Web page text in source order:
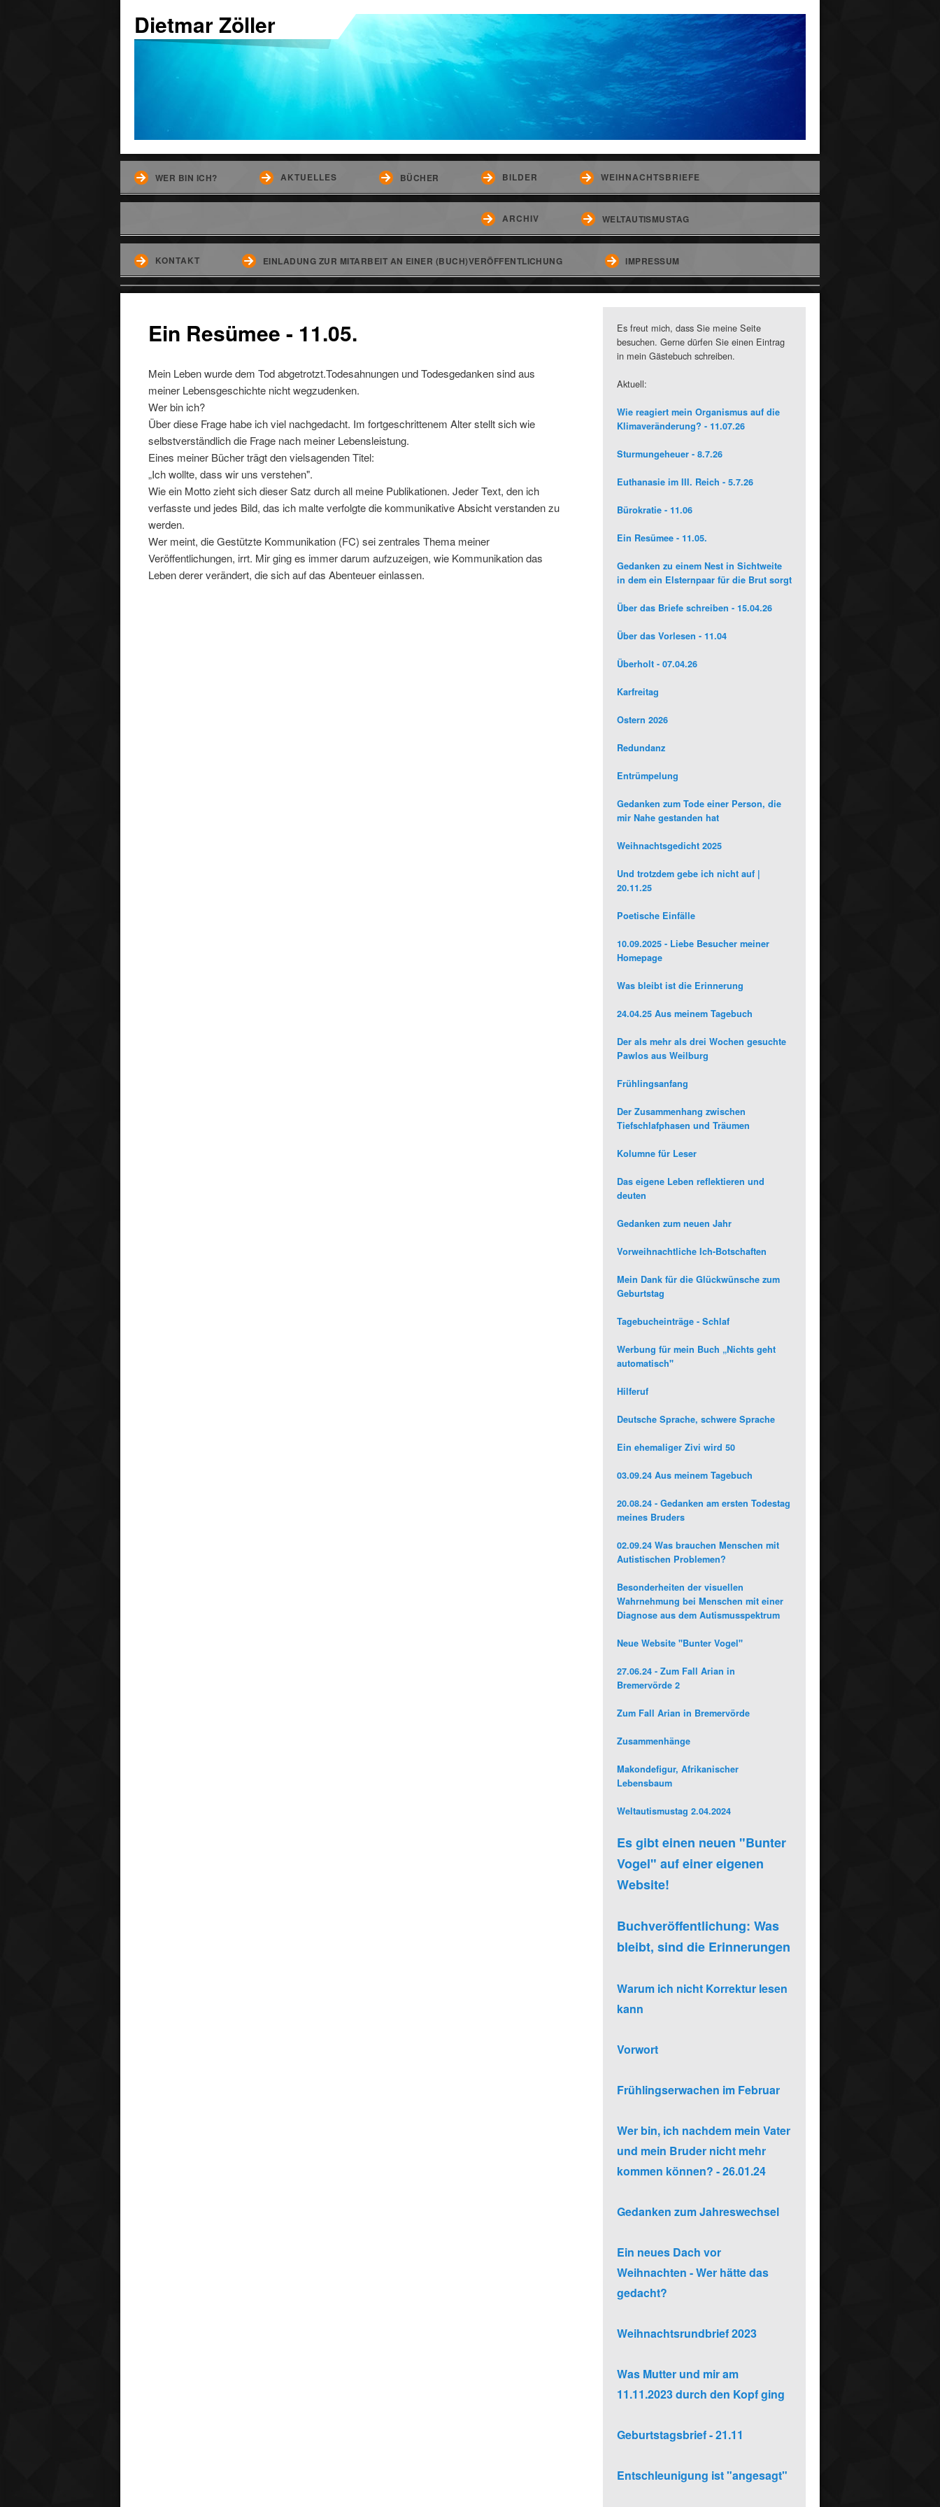
Dietmar Zöller
WER BIN ICH? AKTUELLES BÜCHER BILDER WEIHNACHTSBRIEFE
ARCHIV WELTAUTISMUSTAG
KONTAKT EINLADUNG ZUR MITARBEIT AN EINER (BUCH)VERÖFFENTLICHUNG IMPRESSUM
Ein Resümee - 11.05.
Mein Leben wurde dem Tod abgetrotzt.Todesahnungen und Todesgedanken sind aus
meiner Lebensgeschichte nicht wegzudenken.
Wer bin ich?
Über diese Frage habe ich viel nachgedacht. Im fortgeschrittenem Alter stellt sich wie
selbstverständlich die Frage nach meiner Lebensleistung.
Eines meiner Bücher trägt den vielsagenden Titel:
„Ich wollte, dass wir uns verstehen".
Wie ein Motto zieht sich dieser Satz durch all meine Publikationen. Jeder Text, den ich
verfasste und jedes Bild, das ich malte verfolgte die kommunikative Absicht verstanden zu
werden.
Wer meint, die Gestützte Kommunikation (FC) sei zentrales Thema meiner
Veröffentlichungen, irrt. Mir ging es immer darum aufzuzeigen, wie Kommunikation das
Leben derer verändert, die sich auf das Abenteuer einlassen.
Es freut mich, dass Sie meine Seite
besuchen. Gerne dürfen Sie einen Eintrag
in mein Gästebuch schreiben.
Aktuell:
Wie reagiert mein Organismus auf die
Klimaveränderung? - 11.07.26
Sturmungeheuer - 8.7.26
Euthanasie im III. Reich - 5.7.26
Bürokratie - 11.06
Ein Resümee - 11.05.
Gedanken zu einem Nest in Sichtweite
in dem ein Elsternpaar für die Brut sorgt
Über das Briefe schreiben - 15.04.26
Über das Vorlesen - 11.04
Überholt - 07.04.26
Karfreitag
Ostern 2026
Redundanz
Entrümpelung
Gedanken zum Tode einer Person, die
mir Nahe gestanden hat
Weihnachtsgedicht 2025
Und trotzdem gebe ich nicht auf |
20.11.25
Poetische Einfälle
10.09.2025 - Liebe Besucher meiner
Homepage
Was bleibt ist die Erinnerung
24.04.25 Aus meinem Tagebuch
Der als mehr als drei Wochen gesuchte
Pawlos aus Weilburg
Frühlingsanfang
Der Zusammenhang zwischen
Tiefschlafphasen und Träumen
Kolumne für Leser
Das eigene Leben reflektieren und
deuten
Gedanken zum neuen Jahr
Vorweihnachtliche Ich-Botschaften
Mein Dank für die Glückwünsche zum
Geburtstag
Tagebucheinträge - Schlaf
Werbung für mein Buch „Nichts geht
automatisch"
Hilferuf
Deutsche Sprache, schwere Sprache
Ein ehemaliger Zivi wird 50
03.09.24 Aus meinem Tagebuch
20.08.24 - Gedanken am ersten Todestag
meines Bruders
02.09.24 Was brauchen Menschen mit
Autistischen Problemen?
Besonderheiten der visuellen
Wahrnehmung bei Menschen mit einer
Diagnose aus dem Autismusspektrum
Neue Website "Bunter Vogel"
27.06.24 - Zum Fall Arian in
Bremervörde 2
Zum Fall Arian in Bremervörde
Zusammenhänge
Makondefigur, Afrikanischer
Lebensbaum
Weltautismustag 2.04.2024
Es gibt einen neuen "Bunter
Vogel" auf einer eigenen
Website!
Buchveröffentlichung: Was
bleibt, sind die Erinnerungen
Warum ich nicht Korrektur lesen
kann
Vorwort
Frühlingserwachen im Februar
Wer bin, ich nachdem mein Vater
und mein Bruder nicht mehr
kommen können? - 26.01.24
Gedanken zum Jahreswechsel
Ein neues Dach vor
Weihnachten - Wer hätte das
gedacht?
Weihnachtsrundbrief 2023
Was Mutter und mir am
11.11.2023 durch den Kopf ging
Geburtstagsbrief - 21.11
Entschleunigung ist "angesagt"